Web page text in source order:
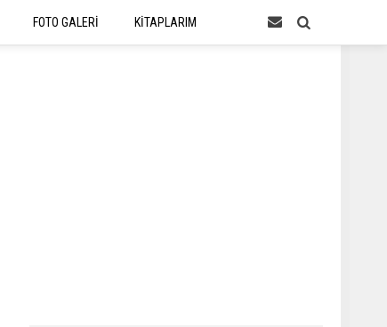
FOTO GALERİ
KİTAPLARIM